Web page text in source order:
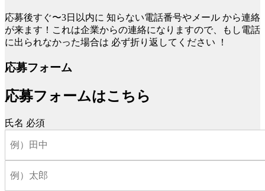
応募後すぐ〜3日以内に 知らない電話番号やメール から連絡
が来ます！これは企業からの連絡になりますので、もし電話
に出られなかった場合は 必ず折り返してください ！
応募フォーム
応募フォームはこちら
氏名 必須